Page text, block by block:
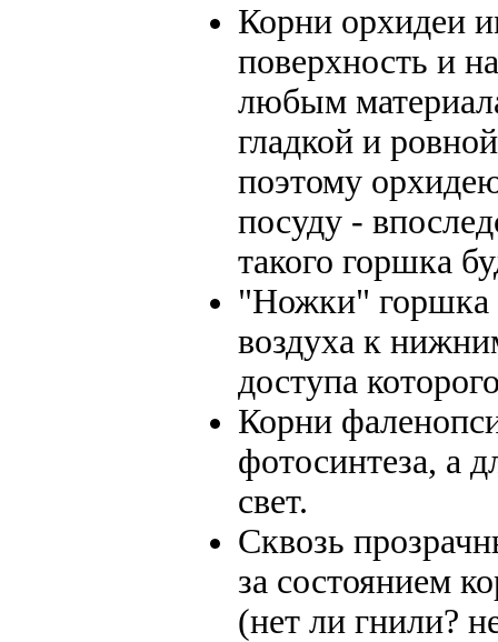
Корни орхидеи
поверхность и
любым
гладкой и
поэтому
посуду -
такого горшка
"Ножки" горшка
воздуха к
доступа
Корни
фотосинтеза, а
свет.
Сквозь
за состоянием
(нет ли гнили?